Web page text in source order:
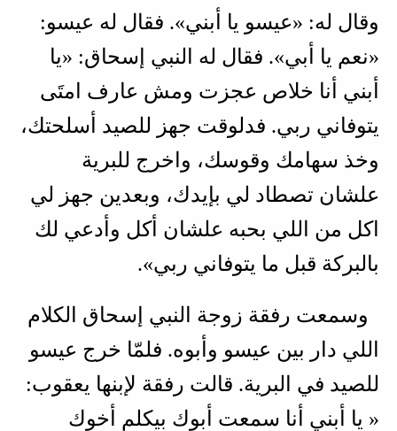
وقال له: «عيسو يا أبني». فقال له عيسو:
«نعم يا أبي». فقال له النبي إسحاق: «يا
أبني أنا خلاص عجزت ومش عارف امتَى
يتوفاني ربي. فدلوقت جهز للصيد أسلحتك،
وخذ سهامك وقوسك، واخرج للبرية
علشان تصطاد لي بإيدك، وبعدين جهز لي
اكل من اللي بحبه علشان أكل وأدعي لك
بالبركة قبل ما يتوفاني ربي».
وسمعت رفقة زوجة النبي إسحاق الكلام
اللي دار بين عيسو وأبوه. فلمّا خرج عيسو
للصيد في البرية. قالت رفقة لإبنها يعقوب:
« يا أبني أنا سمعت أبوك بيكلم أخوك